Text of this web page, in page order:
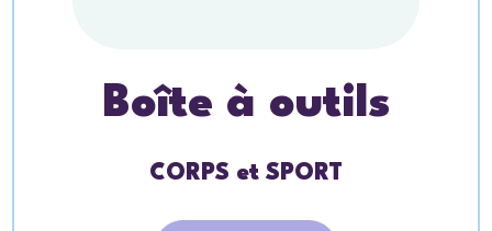
Boîte à outils
CORPS et SPORT